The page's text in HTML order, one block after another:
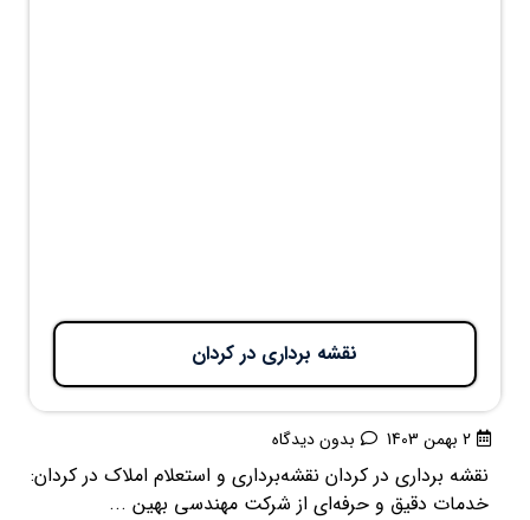
نقشه برداری در کردان
2 بهمن 1403 بدون دیدگاه
نقشه برداری در کردان نقشه‌برداری و استعلام املاک در کردان:
خدمات دقیق و حرفه‌ای از شرکت مهندسی بهین ...